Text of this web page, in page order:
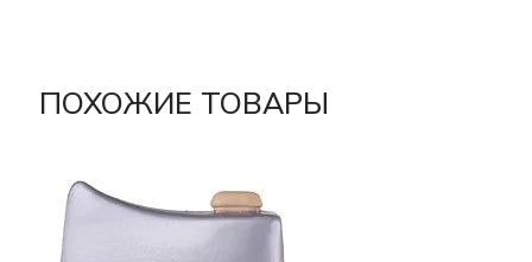
ПОХОЖИЕ ТОВАРЫ